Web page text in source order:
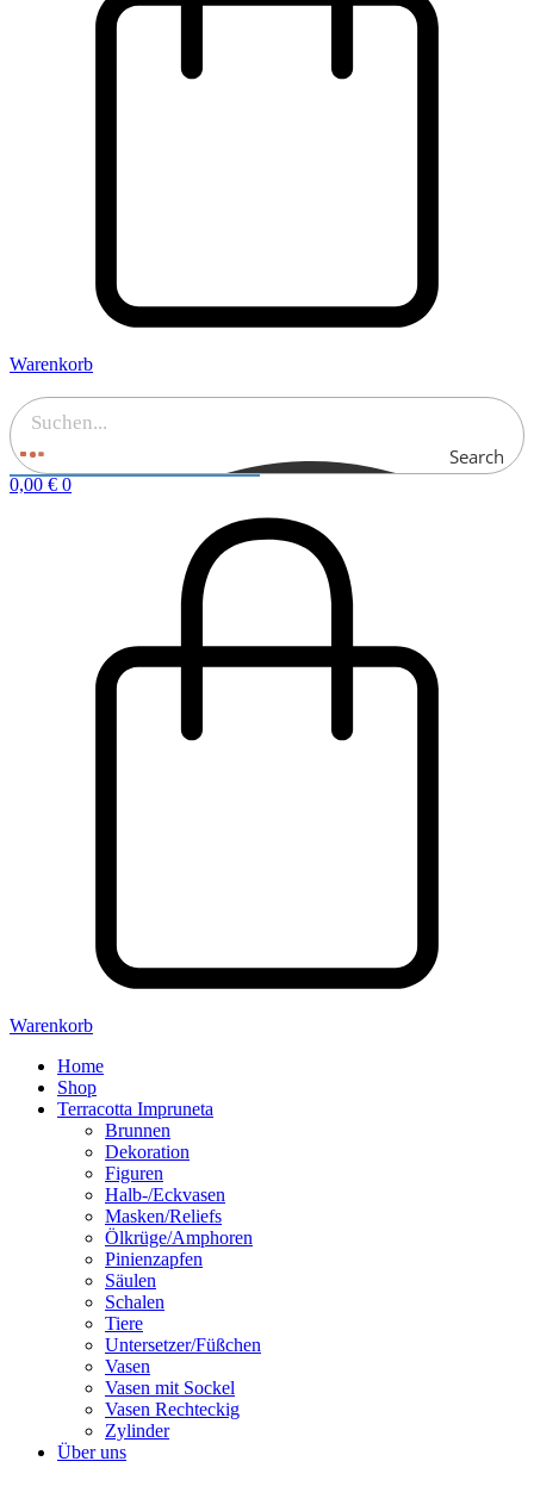
Warenkorb
Search
0,00 € 0
Warenkorb
Home
Shop
Terracotta Impruneta
Brunnen
Dekoration
Figuren
Halb-/Eckvasen
Masken/Reliefs
Ölkrüge/Amphoren
Pinienzapfen
Säulen
Schalen
Tiere
Untersetzer/Füßchen
Vasen
Vasen mit Sockel
Vasen Rechteckig
Zylinder
Über uns